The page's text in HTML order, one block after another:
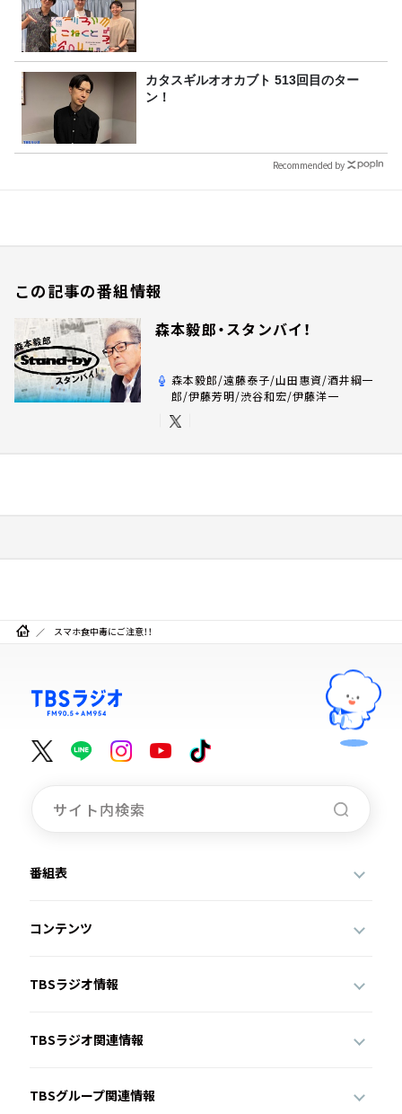
カタスギルオオカブト 513回目のター
ン！
Recommended by
この記事の番組情報
森本毅郎・スタンバイ！
森本毅郎/遠藤泰子/山田惠資/酒井綱一
郎/伊藤芳明/渋谷和宏/伊藤洋一
スマホ食中毒にご注意！！
番組表
コンテンツ
TBSラジオ情報
TBSラジオ関連情報
TBSグループ関連情報